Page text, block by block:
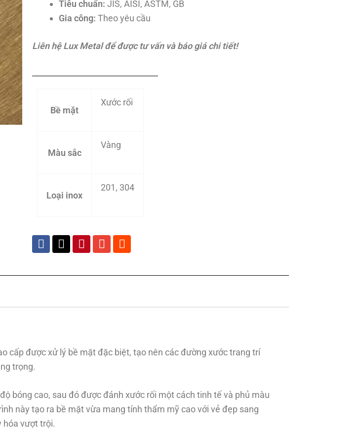
Tiêu chuẩn: JIS, AISI, ASTM, GB
Gia công: Theo yêu cầu
Liên hệ Lux Metal để được tư vấn và báo giá chi tiết!
Bề mặt
Xước rối
Màu sắc
Vàng
Loại inox
201, 304
cấp được xử lý bề mặt đặc biệt, tạo nên các đường xước trang trí
trọng.
bóng cao, sau đó được đánh xước rối một cách tinh tế và phủ màu
này tạo ra bề mặt vừa mang tính thẩm mỹ cao với vẻ đẹp sang
hóa vượt trội.